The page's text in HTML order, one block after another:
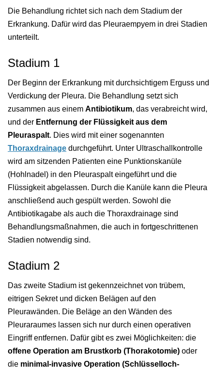
Die Behandlung richtet sich nach dem Stadium der
Erkrankung. Dafür wird das Pleuraempyem in drei Stadien
unterteilt.
Stadium 1
Der Beginn der Erkrankung mit durchsichtigem Erguss und
Verdickung der Pleura. Die Behandlung setzt sich
zusammen aus einem Antibiotikum, das verabreicht wird,
und der Entfernung der Flüssigkeit aus dem
Pleuraspalt. Dies wird mit einer sogenannten
Thoraxdrainage durchgeführt. Unter Ultraschallkontrolle
wird am sitzenden Patienten eine Punktionskanüle
(Hohlnadel) in den Pleuraspalt eingeführt und die
Flüssigkeit abgelassen. Durch die Kanüle kann die Pleura
anschließend auch gespült werden. Sowohl die
Antibiotikagabe als auch die Thoraxdrainage sind
Behandlungsmaßnahmen, die auch in fortgeschrittenen
Stadien notwendig sind.
Stadium 2
Das zweite Stadium ist gekennzeichnet von trübem,
eitrigen Sekret und dicken Belägen auf den
Pleurawänden. Die Beläge an den Wänden des
Pleuraraumes lassen sich nur durch einen operativen
Eingriff entfernen. Dafür gibt es zwei Möglichkeiten: die
offene Operation am Brustkorb (Thorakotomie) oder
die minimal-invasive Operation (Schlüsselloch-